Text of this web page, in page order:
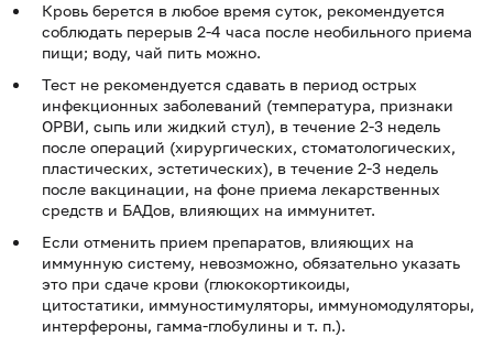
Кровь берется в любое время суток, рекомендуется
соблюдать перерыв 2-4 часа после необильного приема
пищи; воду, чай пить можно.
Тест не рекомендуется сдавать в период острых
инфекционных заболеваний (температура, признаки
ОРВИ, сыпь или жидкий стул), в течение 2-3 недель
после операций (хирургических, стоматологических,
пластических, эстетических), в течение 2-3 недель
после вакцинации, на фоне приема лекарственных
средств и БАДов, влияющих на иммунитет.
Если отменить прием препаратов, влияющих на
иммунную систему, невозможно, обязательно указать
это при сдаче крови (глюкокортикоиды,
цитостатики, иммуностимуляторы, иммуномодуляторы,
интерфероны, гамма-глобулины и т. п.).